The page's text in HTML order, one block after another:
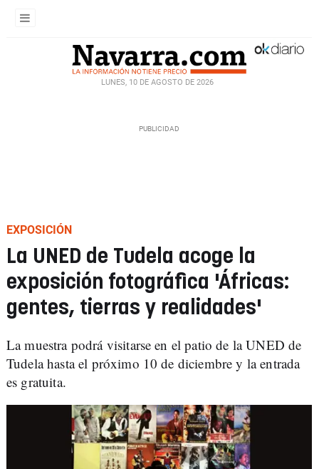
LUNES, 10 DE AGOSTO DE 2026
EXPOSICIÓN
La UNED de Tudela acoge la
exposición fotográfica 'Áfricas:
gentes, tierras y realidades'
La muestra podrá visitarse en el patio de la UNED de
Tudela hasta el próximo 10 de diciembre y la entrada
es gratuita.